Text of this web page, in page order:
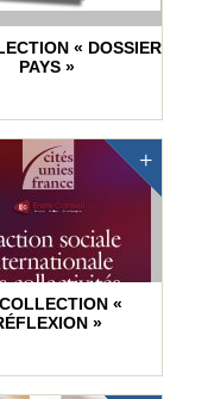
« DOSSIER
PAYS »
«
»